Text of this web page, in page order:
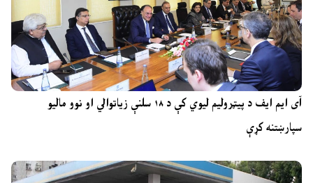
آی ایم ایف د پیټرولیم لیوي کې د ۱۸ سلنې زیاتوالي او نوو مالیو
سپارښتنه کړې